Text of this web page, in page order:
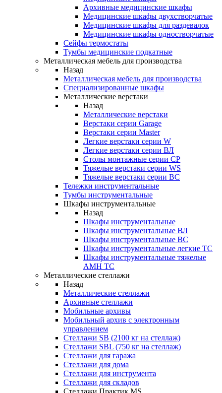
Архивные медицинские шкафы
Медицинские шкафы двухстворчатые
Медицинские шкафы для раздевалок
Медицинские шкафы одностворчатые
Сейфы термостаты
Тумбы медицинские подкатные
Металлическая мебель для производства
Назад
Металлическая мебель для производства
Cпециализированные шкафы
Металлические верстаки
Назад
Металлические верстаки
Верстаки серии Garage
Верстаки серии Master
Легкие верстаки серии W
Легкие верстаки серии ВЛ
Столы монтажные серии СР
Тяжелые верстаки серии WS
Тяжелые верстаки серии ВС
Тележки инструментальные
Тумбы инструментальные
Шкафы инструментальные
Назад
Шкафы инструментальные
Шкафы инструментальные ВЛ
Шкафы инструментальные ВС
Шкафы инструментальные легкие ТС
Шкафы инструментальные тяжелые
AMH TC
Металлические стеллажи
Назад
Металлические стеллажи
Архивные стеллажи
Мобильные архивы
Мобильный архив с электронным
управлением
Стеллажи SB (2100 кг на стеллаж)
Стеллажи SBL (750 кг на стеллаж)
Стеллажи для гаража
Стеллажи для дома
Стеллажи для инструмента
Стеллажи для складов
Стеллажи Практик MS